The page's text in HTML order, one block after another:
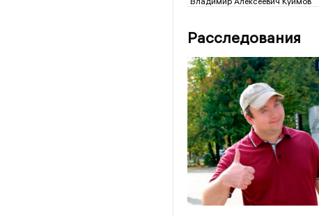
Расследования